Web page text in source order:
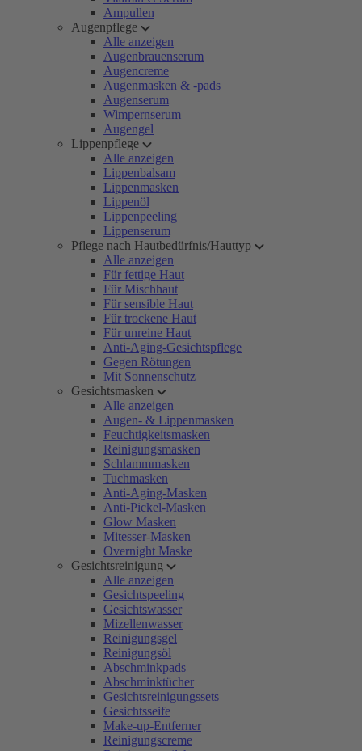
Ampullen
Augenpflege
Alle anzeigen
Augenbrauenserum
Augencreme
Augenmasken & -pads
Augenserum
Wimpernserum
Augengel
Lippenpflege
Alle anzeigen
Lippenbalsam
Lippenmasken
Lippenöl
Lippenpeeling
Lippenserum
Pflege nach Hautbedürfnis/Hauttyp
Alle anzeigen
Für fettige Haut
Für Mischhaut
Für sensible Haut
Für trockene Haut
Für unreine Haut
Anti-Aging-Gesichtspflege
Gegen Rötungen
Mit Sonnenschutz
Gesichtsmasken
Alle anzeigen
Augen- & Lippenmasken
Feuchtigkeitsmasken
Reinigungsmasken
Schlammmasken
Tuchmasken
Anti-Aging-Masken
Anti-Pickel-Masken
Glow Masken
Mitesser-Masken
Overnight Maske
Gesichtsreinigung
Alle anzeigen
Gesichtspeeling
Gesichtswasser
Mizellenwasser
Reinigungsgel
Reinigungsöl
Abschminkpads
Abschminktücher
Gesichtsreinigungssets
Gesichtsseife
Make-up-Entferner
Reinigungscreme